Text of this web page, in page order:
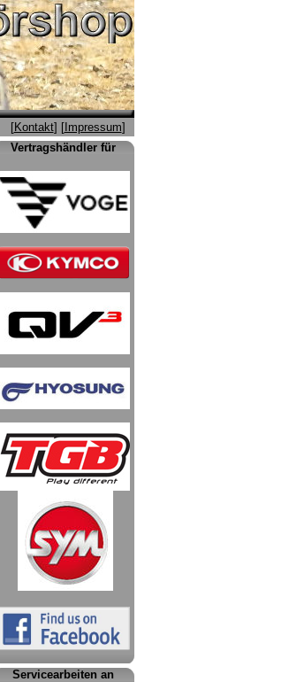
[Kontakt] [Impressum]
Vertragshändler für
Servicearbeiten an